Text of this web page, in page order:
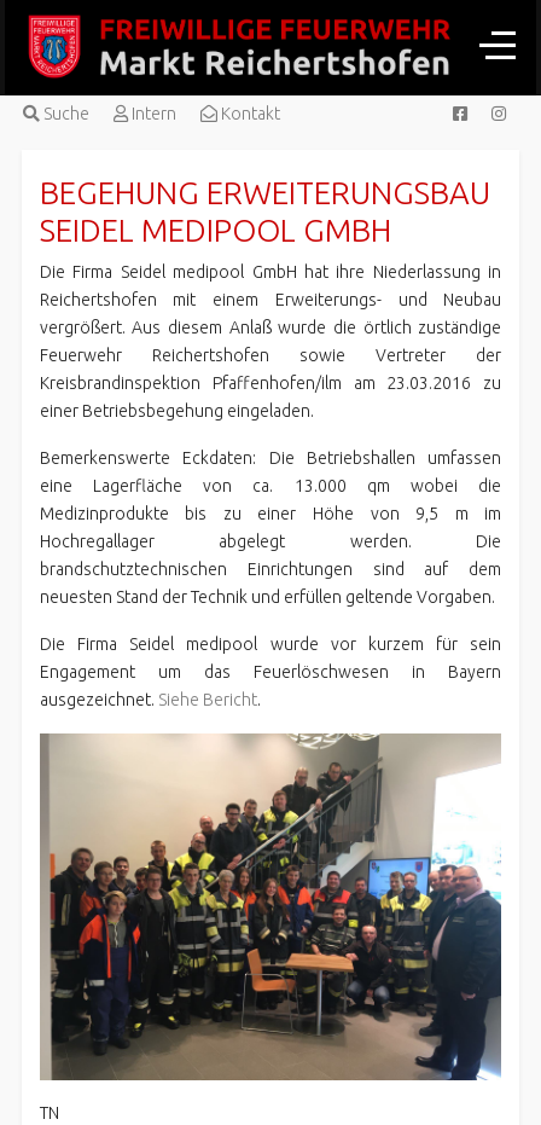
Suche Intern Kontakt
BEGEHUNG ERWEITERUNGSBAU
SEIDEL MEDIPOOL GMBH
Die Firma Seidel medipool GmbH hat ihre Niederlassung in
Reichertshofen mit einem Erweiterungs- und Neubau
vergrößert. Aus diesem Anlaß wurde die örtlich zuständige
Feuerwehr Reichertshofen sowie Vertreter der
Kreisbrandinspektion Pfaffenhofen/ilm am 23.03.2016 zu
einer Betriebsbegehung eingeladen.
Bemerkenswerte Eckdaten: Die Betriebshallen umfassen
eine Lagerfläche von ca. 13.000 qm wobei die
Medizinprodukte bis zu einer Höhe von 9,5 m im
Hochregallager abgelegt werden. Die
brandschutztechnischen Einrichtungen sind auf dem
neuesten Stand der Technik und erfüllen geltende Vorgaben.
Die Firma Seidel medipool wurde vor kurzem für sein
Engagement um das Feuerlöschwesen in Bayern
ausgezeichnet. Siehe Bericht.
TN